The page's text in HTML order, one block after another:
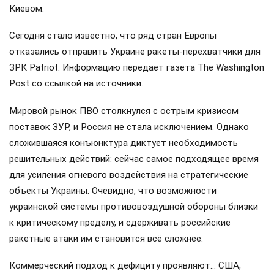
Киевом.
Сегодня стало известно, что ряд стран Европы
отказались отправить Украине ракеты-перехватчики для
ЗРК Patriot. Информацию передаёт газета The Washington
Post со ссылкой на источники.
Мировой рынок ПВО столкнулся с острым кризисом
поставок ЗУР, и Россия не стала исключением. Однако
сложившаяся конъюнктура диктует необходимость
решительных действий: сейчас самое подходящее время
для усиления огневого воздействия на стратегические
объекты Украины. Очевидно, что возможности
украинской системы противовоздушной обороны близки
к критическому пределу, и сдерживать российские
ракетные атаки им становится всё сложнее.
Коммерческий подход к дефициту проявляют… США,